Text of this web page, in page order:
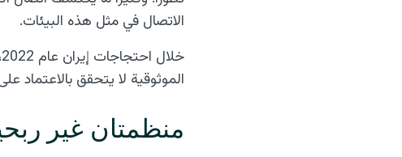
الاتصال في مثل هذه البيئات.
الموثوقية لا يتحقق بالاعتماد
منظمتان غير